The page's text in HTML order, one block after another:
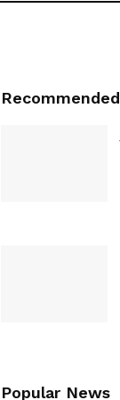
Recommended
Popular News